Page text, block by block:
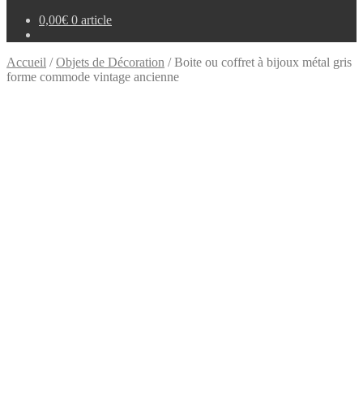
0,00€ 0 article
Accueil /Objets de Décoration /Boite ou coffret à bijoux métal gris
forme commode vintage ancienne